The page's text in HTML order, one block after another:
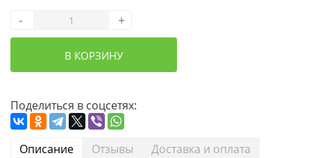
- +
В КОРЗИНУ
Поделиться в соцсетях:
Описание Отзывы Доставка и оплата